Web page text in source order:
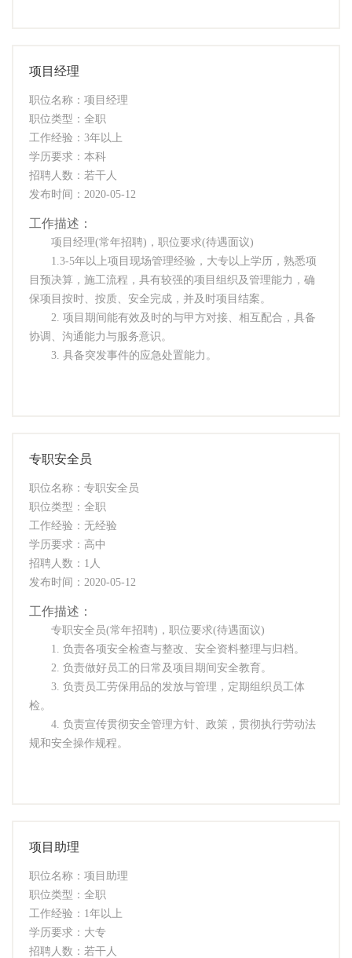
项目经理
职位名称：项目经理
职位类型：全职
工作经验：3年以上
学历要求：本科
招聘人数：若干人
发布时间：2020-05-12
工作描述：
项目经理(常年招聘)，职位要求(待遇面议)
1.3-5年以上项目现场管理经验，大专以上学历，熟悉项
目预决算，施工流程，具有较强的项目组织及管理能力，确
保项目按时、按质、安全完成，并及时项目结案。
2. 项目期间能有效及时的与甲方对接、相互配合，具备
协调、沟通能力与服务意识。
3. 具备突发事件的应急处置能力。
专职安全员
职位名称：专职安全员
职位类型：全职
工作经验：无经验
学历要求：高中
招聘人数：1人
发布时间：2020-05-12
工作描述：
专职安全员(常年招聘)，职位要求(待遇面议)
1. 负责各项安全检查与整改、安全资料整理与归档。
2. 负责做好员工的日常及项目期间安全教育。
3. 负责员工劳保用品的发放与管理，定期组织员工体
检。
4. 负责宣传贯彻安全管理方针、政策，贯彻执行劳动法
规和安全操作规程。
项目助理
职位名称：项目助理
职位类型：全职
工作经验：1年以上
学历要求：大专
招聘人数：若干人